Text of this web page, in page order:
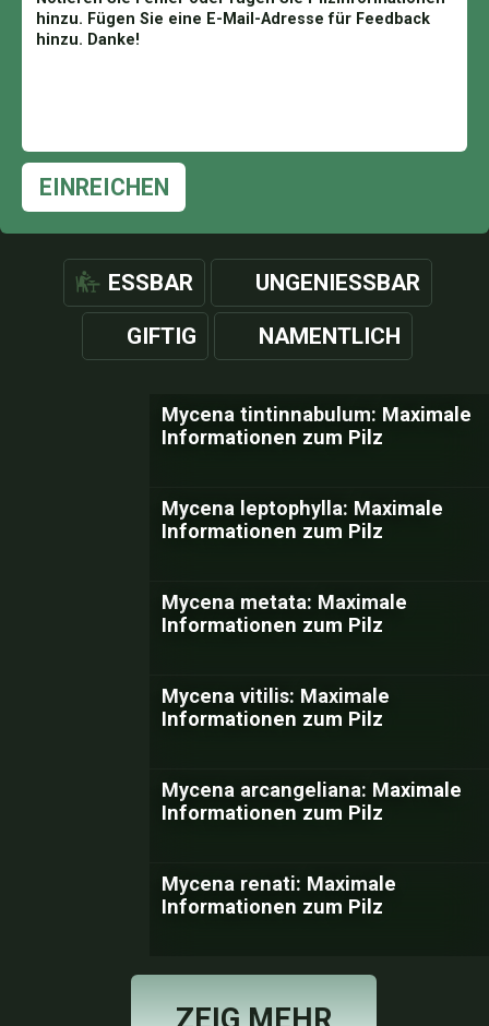
EINREICHEN
ESSBAR UNGENIESSBAR
GIFTIG NAMENTLICH
Mycena tintinnabulum: Maximale
Informationen zum Pilz
Mycena leptophylla: Maximale
Informationen zum Pilz
Mycena metata: Maximale
Informationen zum Pilz
Mycena vitilis: Maximale
Informationen zum Pilz
Mycena arcangeliana: Maximale
Informationen zum Pilz
Mycena renati: Maximale
Informationen zum Pilz